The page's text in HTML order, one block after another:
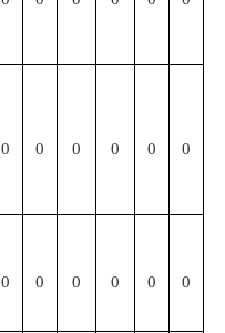
0 0 0 0 0 0
0 0 0 0 0 0